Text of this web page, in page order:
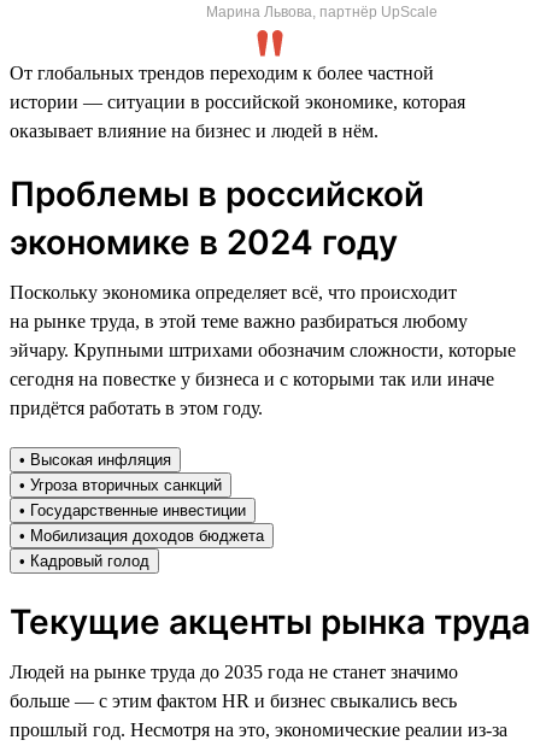
Марина Львова, партнёр UpScale
От глобальных трендов переходим к более частной
истории — ситуации в российской экономике, которая
оказывает влияние на бизнес и людей в нём.
Проблемы в российской
экономике в 2024 году
Поскольку экономика определяет всё, что происходит
на рынке труда, в этой теме важно разбираться любому
эйчару. Крупными штрихами обозначим сложности, которые
сегодня на повестке у бизнеса и с которыми так или иначе
придётся работать в этом году.
• Высокая инфляция
• Угроза вторичных санкций
• Государственные инвестиции
• Мобилизация доходов бюджета
• Кадровый голод
Текущие акценты рынка труда
Людей на рынке труда до 2035 года не станет значимо
больше — с этим фактом HR и бизнес свыкались весь
прошлый год. Несмотря на это, экономические реалии из-за